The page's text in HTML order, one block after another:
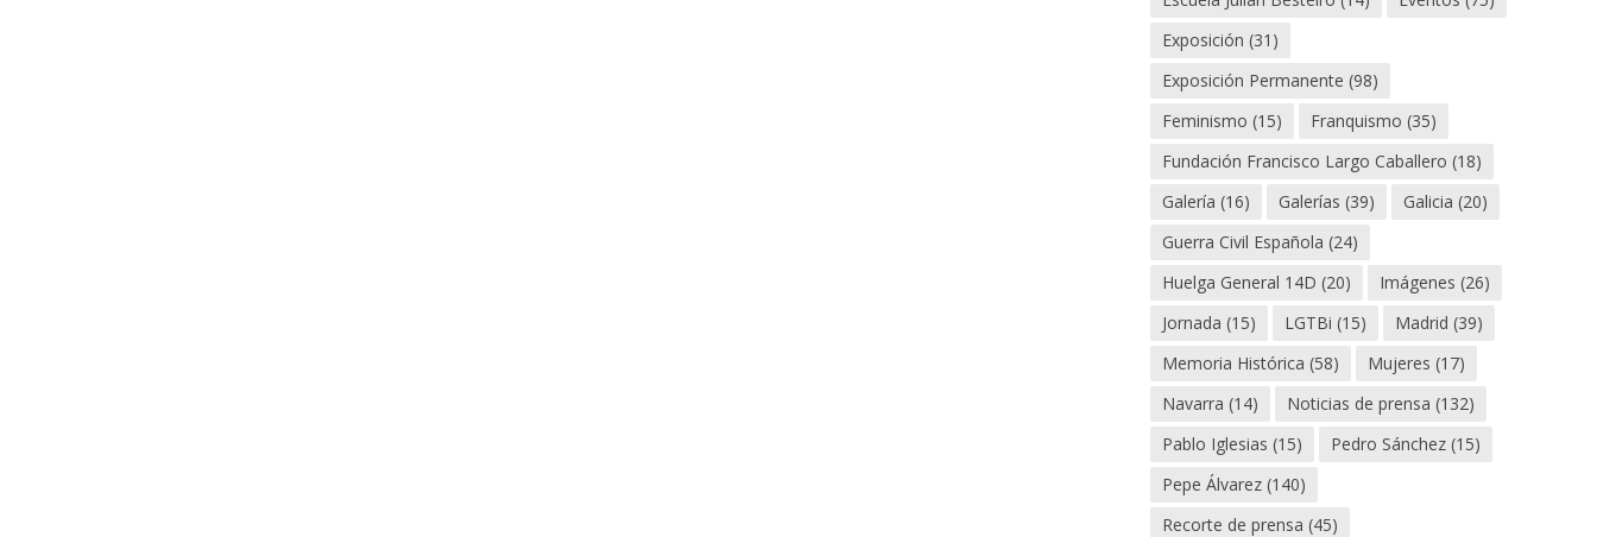
Exposición (31)
Exposición Permanente (98)
Feminismo (15) Franquismo (35)
Fundación Francisco Largo Caballero (18)
Galería (16) Galerías (39) Galicia (20)
Guerra Civil Española (24)
Huelga General 14D (20) Imágenes (26)
Jornada (15) LGTBi (15) Madrid (39)
Memoria Histórica (58) Mujeres (17)
Navarra (14) Noticias de prensa (132)
Pablo Iglesias (15) Pedro Sánchez (15)
Pepe Álvarez (140)
Recorte de prensa (45)